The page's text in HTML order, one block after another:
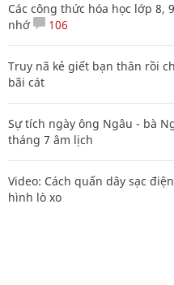
Các công thức hóa học lớp 8,
nhớ
106
Truy nã kẻ giết bạn thân rồi
bãi cát
Sự tích ngày ông Ngâu - bà
tháng 7 âm lịch
Video: Cách quấn dây sạc
hình lò xo